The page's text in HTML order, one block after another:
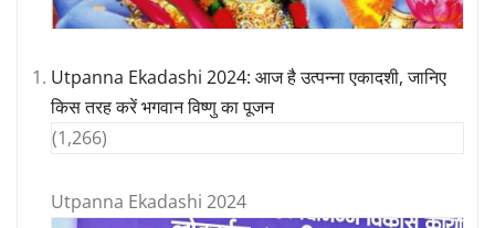
Utpanna Ekadashi 2024: आज है उत्पन्ना एकादशी, जानिए
किस तरह करें भगवान विष्णु का पूजन
(1,266)
Utpanna Ekadashi 2024